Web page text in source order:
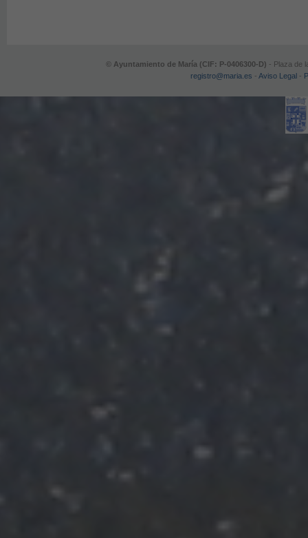
© Ayuntamiento de María (CIF: P-0406300-D) - Plaza de
registro@maria.es -Aviso Legal -